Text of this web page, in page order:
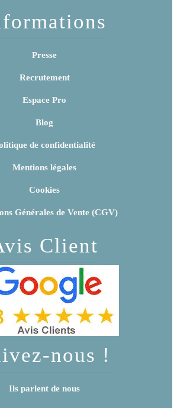
Presse
Recrutement
Espace Pro
Blog
de confidentialité
Mentions légales
Cookies
Générales de Vente (CGV)
Client
nous !
Ils parlent de nous